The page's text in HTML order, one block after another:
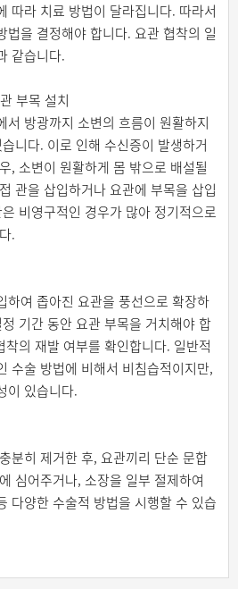
따라 치료 방법이 달라집니다. 따라서
법을 결정해야 합니다. 요관 협착의 일
같습니다.
부목 설치
서 방광까지 소변의 흐름이 원활하지
니다. 이로 인해 수신증이 발생하거
, 소변이 원활하게 몸 밖으로 배설될
관을 삽입하거나 요관에 부목을 삽입
비영구적인 경우가 많아 정기적으로
.
하여 좁아진 요관을 풍선으로 확장하
기간 동안 요관 부목을 거치해야 합
의 재발 여부를 확인합니다. 일반적
수술 방법에 비해서 비침습적이지만,
이 있습니다.
분히 제거한 후, 요관끼리 단순 문합
심어주거나, 소장을 일부 절제하여
다양한 수술적 방법을 시행할 수 있습